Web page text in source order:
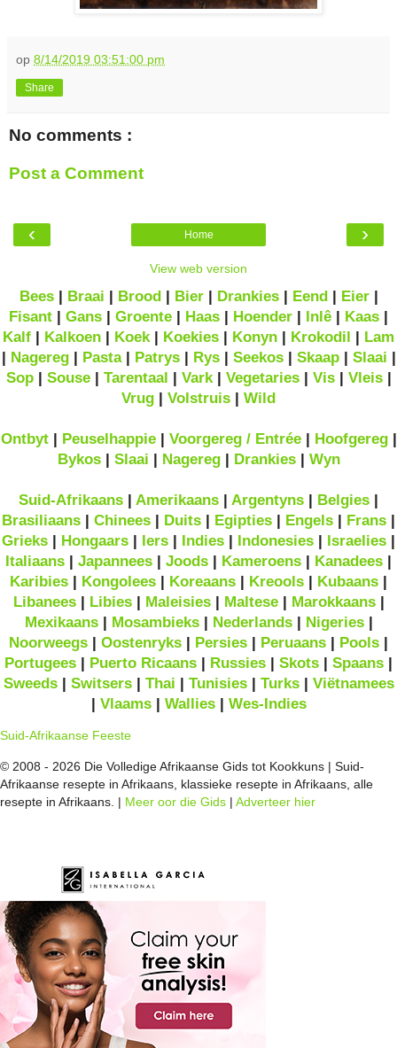
op 8/14/2019 03:51:00 pm
Share
No comments :
Post a Comment
‹ ›
Home
View web version
Bees| Braai | Brood| Bier| Drankies| Eend| Eier|
Fisant | Gans | Groente | Haas | Hoender | Inlê | Kaas |
Kalf | Kalkoen | Koek | Koekies | Konyn | Krokodil | Lam
| Nagereg| Pasta| Patrys| Rys| Seekos| Skaap| Slaai |
Sop| Souse| Tarentaal | Vark| Vegetaries| Vis| Vleis|
Vrug | Volstruis | Wild
Ontbyt| Peuselhappie| Voorgereg / Entrée| Hoofgereg|
Bykos| Slaai | Nagereg| Drankies| Wyn
Suid-Afrikaans | Amerikaans | Argentyns | Belgies |
Brasiliaans | Chinees | Duits | Egipties | Engels | Frans |
Grieks | Hongaars | Iers | Indies | Indonesies | Israelies |
Italiaans | Japannees | Joods | Kameroens | Kanadees |
Karibies | Kongolees | Koreaans | Kreools | Kubaans |
Libanees| Libies| Maleisies| Maltese| Marokkaans|
Mexikaans| Mosambieks| Nederlands| Nigeries|
Noorweegs | Oostenryks | Persies | Peruaans | Pools |
Portugees | Puerto Ricaans | Russies | Skots | Spaans |
Sweeds| Switsers| Thai | Tunisies| Turks| Viëtnamees
| Vlaams| Wallies| Wes-Indies
Suid-Afrikaanse Feeste
© 2008 - 2026 Die Volledige Afrikaanse Gids tot Kookkuns | Suid-
Afrikaanse resepte in Afrikaans, klassieke resepte in Afrikaans, alle
resepte in Afrikaans. | Meer oor die Gids | Adverteer hier